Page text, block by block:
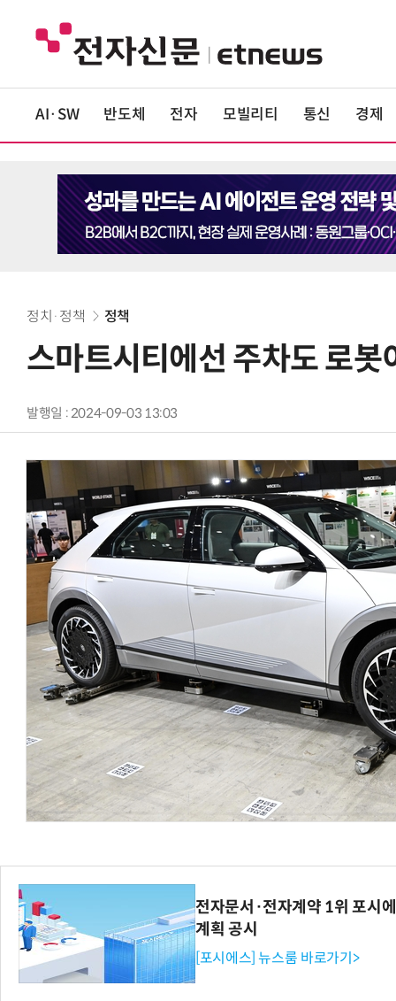
AI·SW 반도체 전자 모빌리티 통신 경제
정치·정책 정책
스마트시티에선 주차도 로봇
발행일 : 2024-09-03 13:03
전자문서·전자계약 1위 포시
계획 공시
[포시에스] 뉴스룸 바로가기>
AI Native Enterprise를 지원하는 AI Ready